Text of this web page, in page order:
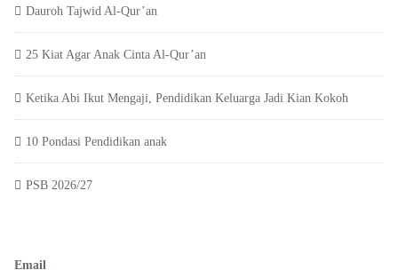
Dauroh Tajwid Al-Qur’an
25 Kiat Agar Anak Cinta Al-Qur’an
Ketika Abi Ikut Mengaji, Pendidikan Keluarga Jadi Kian Kokoh
10 Pondasi Pendidikan anak
PSB 2026/27
Email